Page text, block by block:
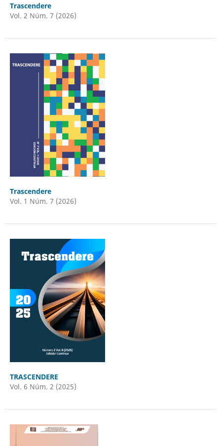
Trascendere
Vol. 2 Núm. 7 (2026)
Trascendere
Vol. 1 Núm. 7 (2026)
TRASCENDERE
Vol. 6 Núm. 2 (2025)